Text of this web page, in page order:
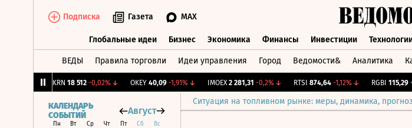
Подписка Газета MAX
Глобальные идеи Бизнес Экономика Финансы Инвестиции
ВЕДЫ Правила торговли Идеи управления Город Ведомости& Аналитика
AKRN 18 512 -0,02%↓ OKEY 40,09 -1,91%↓ IMOEX 2 281,31 -0,2%↓ RTSI 874,64 -1,12%↓ RGBI 115,29
Ситуация на топливном рынке: меры, динамика,
КАЛЕНДАРЬ
СОБЫТИЙ
Август
Пн Вт Ср Чт Пт Сб Вс